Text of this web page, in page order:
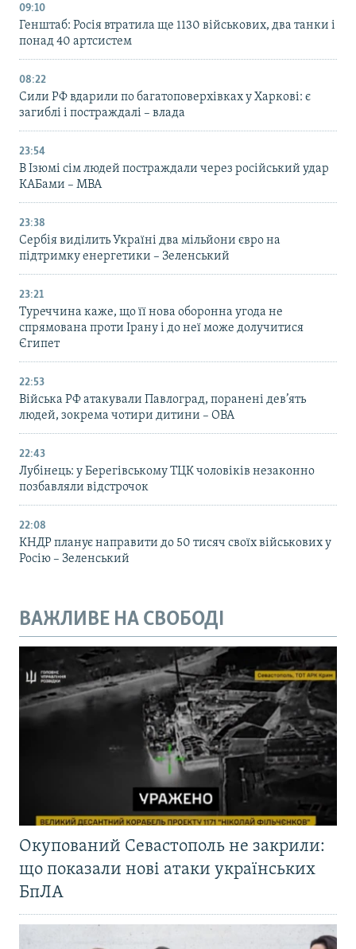
09:10
Генштаб: Росія втратила ще 1130 військових, два танки і
понад 40 артсистем
08:22
Сили РФ вдарили по багатоповерхівках у Харкові: є
загиблі і постраждалі – влада
23:54
В Ізюмі сім людей постраждали через російський удар
КАБами – МВА
23:38
Сербія виділить Україні два мільйони євро на
підтримку енергетики – Зеленський
23:21
Туреччина каже, що її нова оборонна угода не
спрямована проти Ірану і до неї може долучитися
Єгипет
22:53
Війська РФ атакували Павлоград, поранені дев’ять
людей, зокрема чотири дитини – ОВА
22:43
Лубінець: у Берегівському ТЦК чоловіків незаконно
позбавляли відстрочок
22:08
КНДР планує направити до 50 тисяч своїх військових у
Росію – Зеленський
ВАЖЛИВЕ НА СВОБОДІ
Окупований Севастополь не закрили:
що показали нові атаки українських
БпЛА